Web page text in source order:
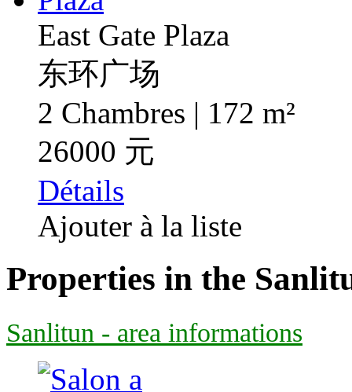
East Gate Plaza
东环广场
2 Chambres | 172 m²
26000 元
Détails
Ajouter à la liste
Properties in the
Sanlitun - area informations